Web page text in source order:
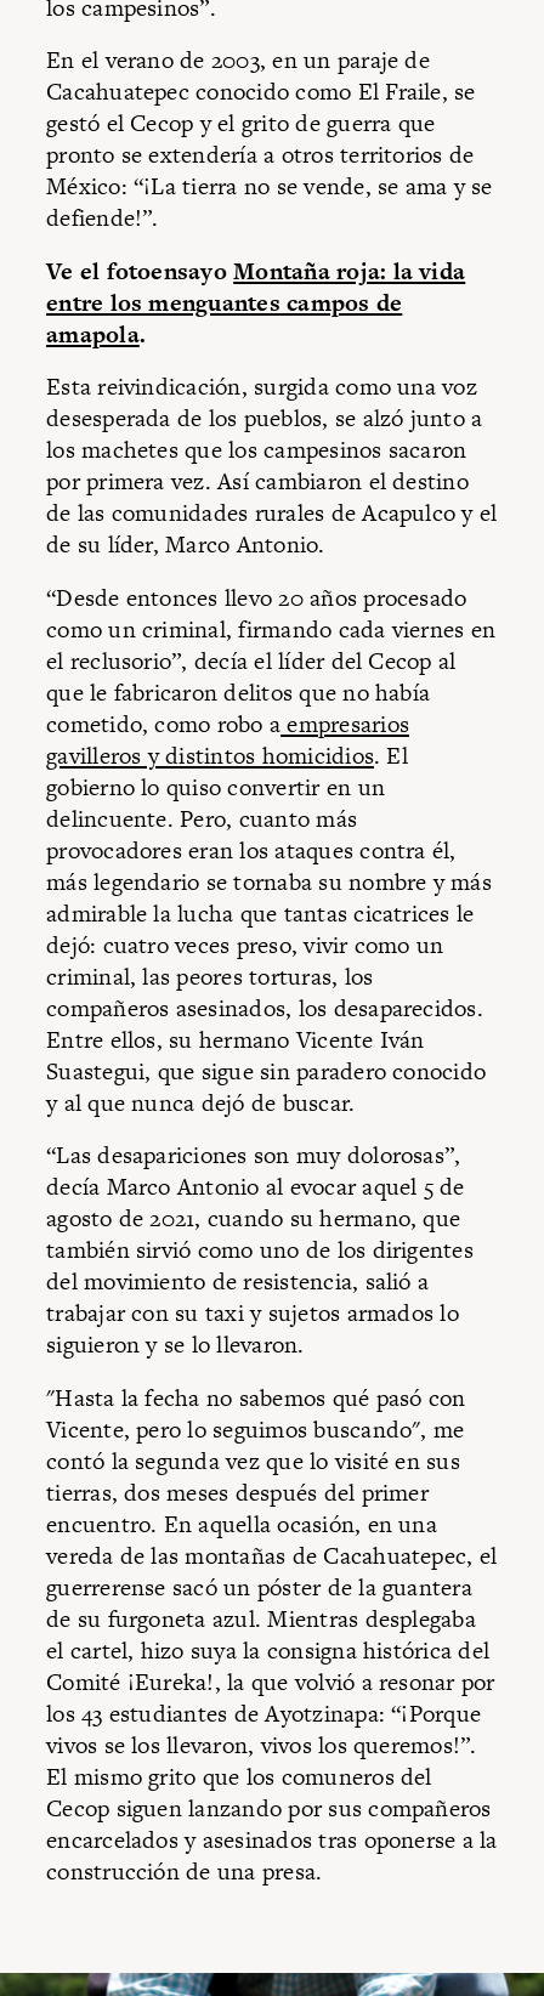
los campesinos”.
En el verano de 2003, en un paraje de
Cacahuatepec conocido como El Fraile, se
gestó el Cecop y el grito de guerra que
pronto se extendería a otros territorios de
México: “¡La tierra no se vende, se ama y se
defiende!”.
Ve el fotoensayoMontaña roja: la vida
entre los menguantes campos de
amapola.
Esta reivindicación, surgida como una voz
desesperada de los pueblos, se alzó junto a
los machetes que los campesinos sacaron
por primera vez. Así cambiaron el destino
de las comunidades rurales de Acapulco y el
de su líder, Marco Antonio.
“Desde entonces llevo 20 años procesado
como un criminal, firmando cada viernes en
el reclusorio”, decía el líder del Cecop al
que le fabricaron delitos que no había
cometido, como robo aempresarios
gavilleros y distintos homicidios. El
gobierno lo quiso convertir en un
delincuente. Pero, cuanto más
provocadores eran los ataques contra él,
más legendario se tornaba su nombre y más
admirable la lucha que tantas cicatrices le
dejó: cuatro veces preso, vivir como un
criminal, las peores torturas, los
compañeros asesinados, los desaparecidos.
Entre ellos, su hermano Vicente Iván
Suastegui, que sigue sin paradero conocido
y al que nunca dejó de buscar.
“Las desapariciones son muy dolorosas”,
decía Marco Antonio al evocar aquel 5 de
agosto de 2021, cuando su hermano, que
también sirvió como uno de los dirigentes
del movimiento de resistencia, salió a
trabajar con su taxi y sujetos armados lo
siguieron y se lo llevaron.
"Hasta la fecha no sabemos qué pasó con
Vicente, pero lo seguimos buscando", me
contó la segunda vez que lo visité en sus
tierras, dos meses después del primer
encuentro. En aquella ocasión, en una
vereda de las montañas de Cacahuatepec, el
guerrerense sacó un póster de la guantera
de su furgoneta azul. Mientras desplegaba
el cartel, hizo suya la consigna histórica del
Comité ¡Eureka!, la que volvió a resonar por
los 43 estudiantes de Ayotzinapa: “¡Porque
vivos se los llevaron, vivos los queremos!”.
El mismo grito que los comuneros del
Cecop siguen lanzando por sus compañeros
encarcelados y asesinados tras oponerse a la
construcción de una presa.